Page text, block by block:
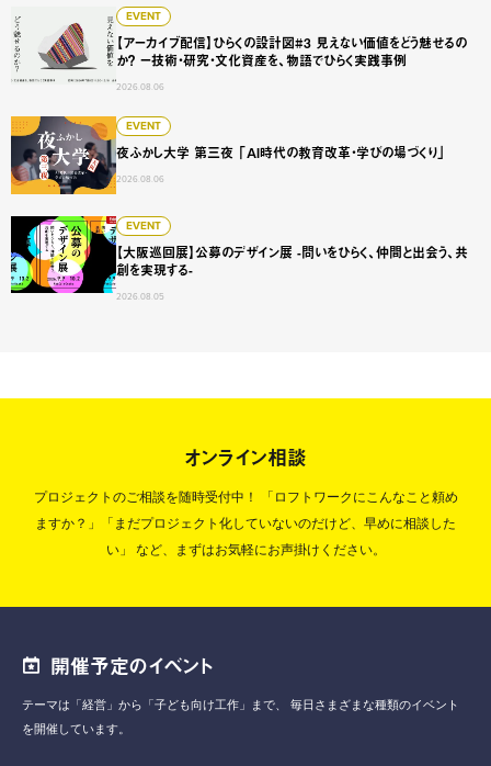
EVENT
【アーカイブ配信】ひらくの設計図#3 見えない価値をどう魅せるの
か？ ー技術・研究・文化資産を、物語でひらく実践事例
2026.08.06
【アーカイブ配信】ひらくの設計図#3 見えない価値をどう
EVENT
夜ふかし大学 第三夜 「AI時代の教育改革・学びの場づくり」
2026.08.06
夜ふかし大学 第三夜 「AI時代の教育改革・学びの場づくり」
EVENT
【大阪巡回展】公募のデザイン展 -問いをひらく、仲間と出会う、共
創を実現する-
2026.08.05
【大阪巡回展】公募のデザイン展 -問いをひらく、仲間と出
オンライン相談
プロジェクトのご相談を随時受付中！
「ロフトワークにこんなこと頼め
ますか？」「まだプロジェクト化していないのだけど、早めに相談した
い」
など、まずはお気軽にお声掛けください。
開催予定のイベント
テーマは「経営」から「子ども向け工作」まで、
毎日さまざまな種類のイベント
を開催しています。